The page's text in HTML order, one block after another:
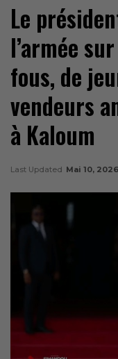
Le
l’armée
fous, de
vendeurs
à Kaloum
Last Updated Mai 10, 2026